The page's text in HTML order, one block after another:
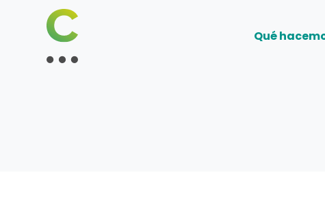
Qué